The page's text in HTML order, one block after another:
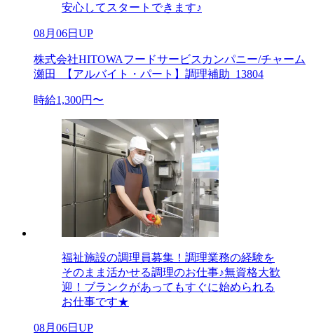
安心してスタートできます♪
08月06日UP
株式会社HITOWAフードサービスカンパニー/チャーム
瀬田_【アルバイト・パート】調理補助_13804
時給1,300円〜
福祉施設の調理員募集！調理業務の経験を
そのまま活かせる調理のお仕事♪無資格大歓
迎！ブランクがあってもすぐに始められる
お仕事です★
08月06日UP